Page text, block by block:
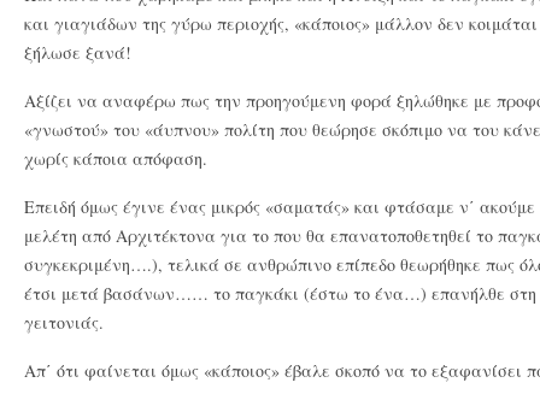
και γιαγιάδων της γύρω περιοχής, «κάποιος» μάλλον δεν
ξήλωσε ξανά!
Αξίζει να αναφέρω πως την προηγούμενη φορά ξηλώθηκε με
«γνωστού» του «άυπνου» πολίτη που θεώρησε σκόπιμο να του
χωρίς κάποια απόφαση.
Επειδή όμως έγινε ένας μικρός «σαματάς» και φτάσαμε ν΄
μελέτη από Αρχιτέκτονα για το που θα επανατοποθετηθεί το
συγκεκριμένη….), τελικά σε ανθρώπινο επίπεδο θεωρήθηκε πως
έτσι μετά βασάνων…… το παγκάκι (έστω το ένα…) επανήλθε στη
γειτονιάς.
Απ΄ ότι φαίνεται όμως «κάποιος» έβαλε σκοπό να το